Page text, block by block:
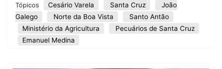
Tópicos Cesário Varela Santa Cruz
João
Galego
Norte da Boa Vista
Santo Antão
Ministério da Agricultura
Pecuários de Santa Cruz
Emanuel Medina